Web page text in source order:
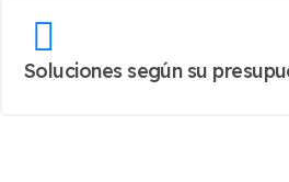
Soluciones según su